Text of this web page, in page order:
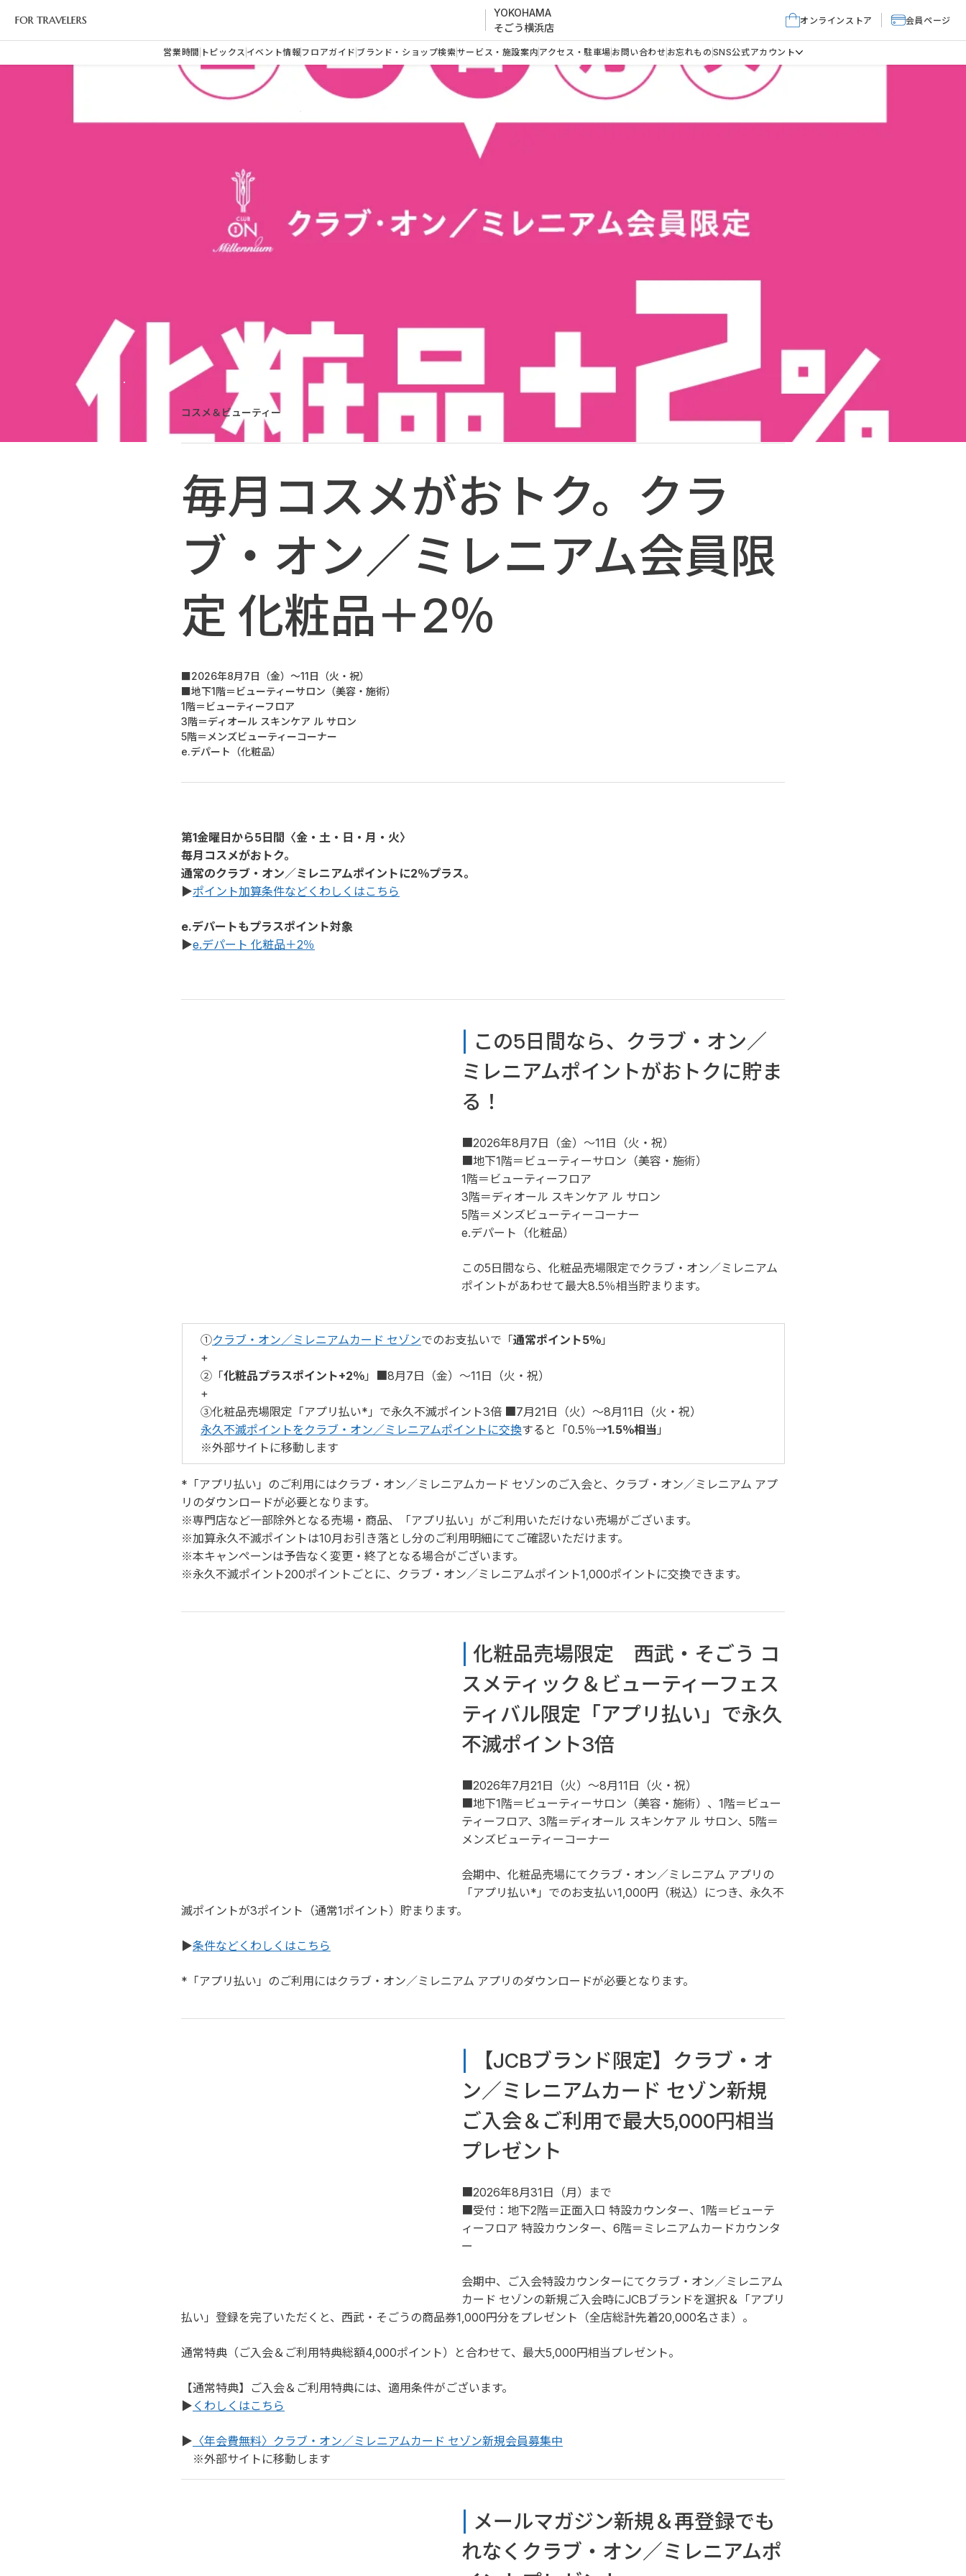
FOR TRAVELERS
YOKOHAMA
そごう横浜店
オンラインストア 会員ページ
営業時間 トピックス イベント情報フロアガイド ブランド・ショップ検索サービス・施設案内 アクセス・駐車場 お問い合わせ お忘れもの SNS公式アカウント
コスメ＆ビューティー
毎月コスメがおトク。クラ
ブ・オン／ミレニアム会員限
定 化粧品＋2％
■2026年8月7日（金）～11日（火・祝）
■地下1階＝ビューティーサロン（美容・施術）
1階＝ビューティーフロア
3階＝ディオール スキンケア ル サロン
5階＝メンズビューティーコーナー
e.デパート（化粧品）
第1金曜日から5日間〈金・土・日・月・火〉
毎月コスメがおトク。
通常のクラブ・オン／ミレニアムポイントに2％プラス。
▶ポイント加算条件などくわしくはこちら
e.デパートもプラスポイント対象
▶e.デパート 化粧品＋2％
この5日間なら、クラブ・オン／
ミレニアムポイントがおトクに貯ま
る！
■2026年8月7日（金）～11日（火・祝）
■地下1階＝ビューティーサロン（美容・施術）
1階＝ビューティーフロア
3階＝ディオール スキンケア ル サロン
5階＝メンズビューティーコーナー
e.デパート（化粧品）
この5日間なら、化粧品売場限定でクラブ・オン／ミレニアム
ポイントがあわせて最大8.5％相当貯まります。
①クラブ・オン／ミレニアムカード セゾンでのお支払いで「通常ポイント5％ 」
+
②「化粧品プラスポイント+2％ 」■8月7日（金）～11日（火・祝）
+
③化粧品売場限定「アプリ払い*」で永久不滅ポイント3倍 ■7月21日（火）～8月11日（火・祝）
永久不滅ポイントをクラブ・オン／ミレニアムポイントに交換すると「0.5％→1.5％相当 」
※外部サイトに移動します
*「アプリ払い」のご利用にはクラブ・オン／ミレニアムカード セゾンのご入会と、クラブ・オン／ミレニアム アプ
リのダウンロードが必要となります。
※専門店など一部除外となる売場・商品、「アプリ払い」がご利用いただけない売場がございます。
※加算永久不滅ポイントは10月お引き落とし分のご利用明細にてご確認いただけます。
※本キャンペーンは予告なく変更・終了となる場合がございます。
※永久不滅ポイント200ポイントごとに、クラブ・オン／ミレニアムポイント1,000ポイントに交換できます。
化粧品売場限定　西武・そごう コ
スメティック＆ビューティーフェス
ティバル限定「アプリ払い」で永久
不滅ポイント3倍
■2026年7月21日（火）～8月11日（火・祝）
■地下1階＝ビューティーサロン（美容・施術）、1階＝ビュー
ティーフロア、3階＝ディオール スキンケア ル サロン、5階＝
メンズビューティーコーナー
会期中、化粧品売場にてクラブ・オン／ミレニアム アプリの
「アプリ払い*」でのお支払い1,000円（税込）につき、永久不
滅ポイントが3ポイント（通常1ポイント）貯まります。
▶条件などくわしくはこちら
*「アプリ払い」のご利用にはクラブ・オン／ミレニアム アプリのダウンロードが必要となります。
【JCBブランド限定】クラブ・オ
ン／ミレニアムカード セゾン新規
ご入会＆ご利用で最大5,000円相当
プレゼント
■2026年8月31日（月）まで
■受付：地下2階＝正面入口 特設カウンター、1階＝ビューテ
ィーフロア 特設カウンター、6階＝ミレニアムカードカウンタ
ー
会期中、ご入会特設カウンターにてクラブ・オン／ミレニアム
カード セゾンの新規ご入会時にJCBブランドを選択＆「アプリ
払い」登録を完了いただくと、西武・そごうの商品券1,000円分をプレゼント（全店総計先着20,000名さま）。
通常特典（ご入会＆ご利用特典総額4,000ポイント）と合わせて、最大5,000円相当プレゼント。
【通常特典】ご入会＆ご利用特典には、適用条件がございます。
▶ くわしくはこちら
▶ 〈年会費無料〉クラブ・オン／ミレニアムカード セゾン新規会員募集中
※外部サイトに移動します
メールマガジン新規＆再登録でも
れなくクラブ・オン／ミレニアムポ